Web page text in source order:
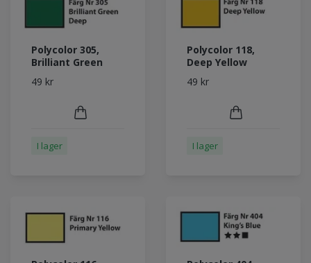
Polycolor 305,
Brilliant Green
49 kr
I lager
Polycolor 118,
Deep Yellow
49 kr
I lager